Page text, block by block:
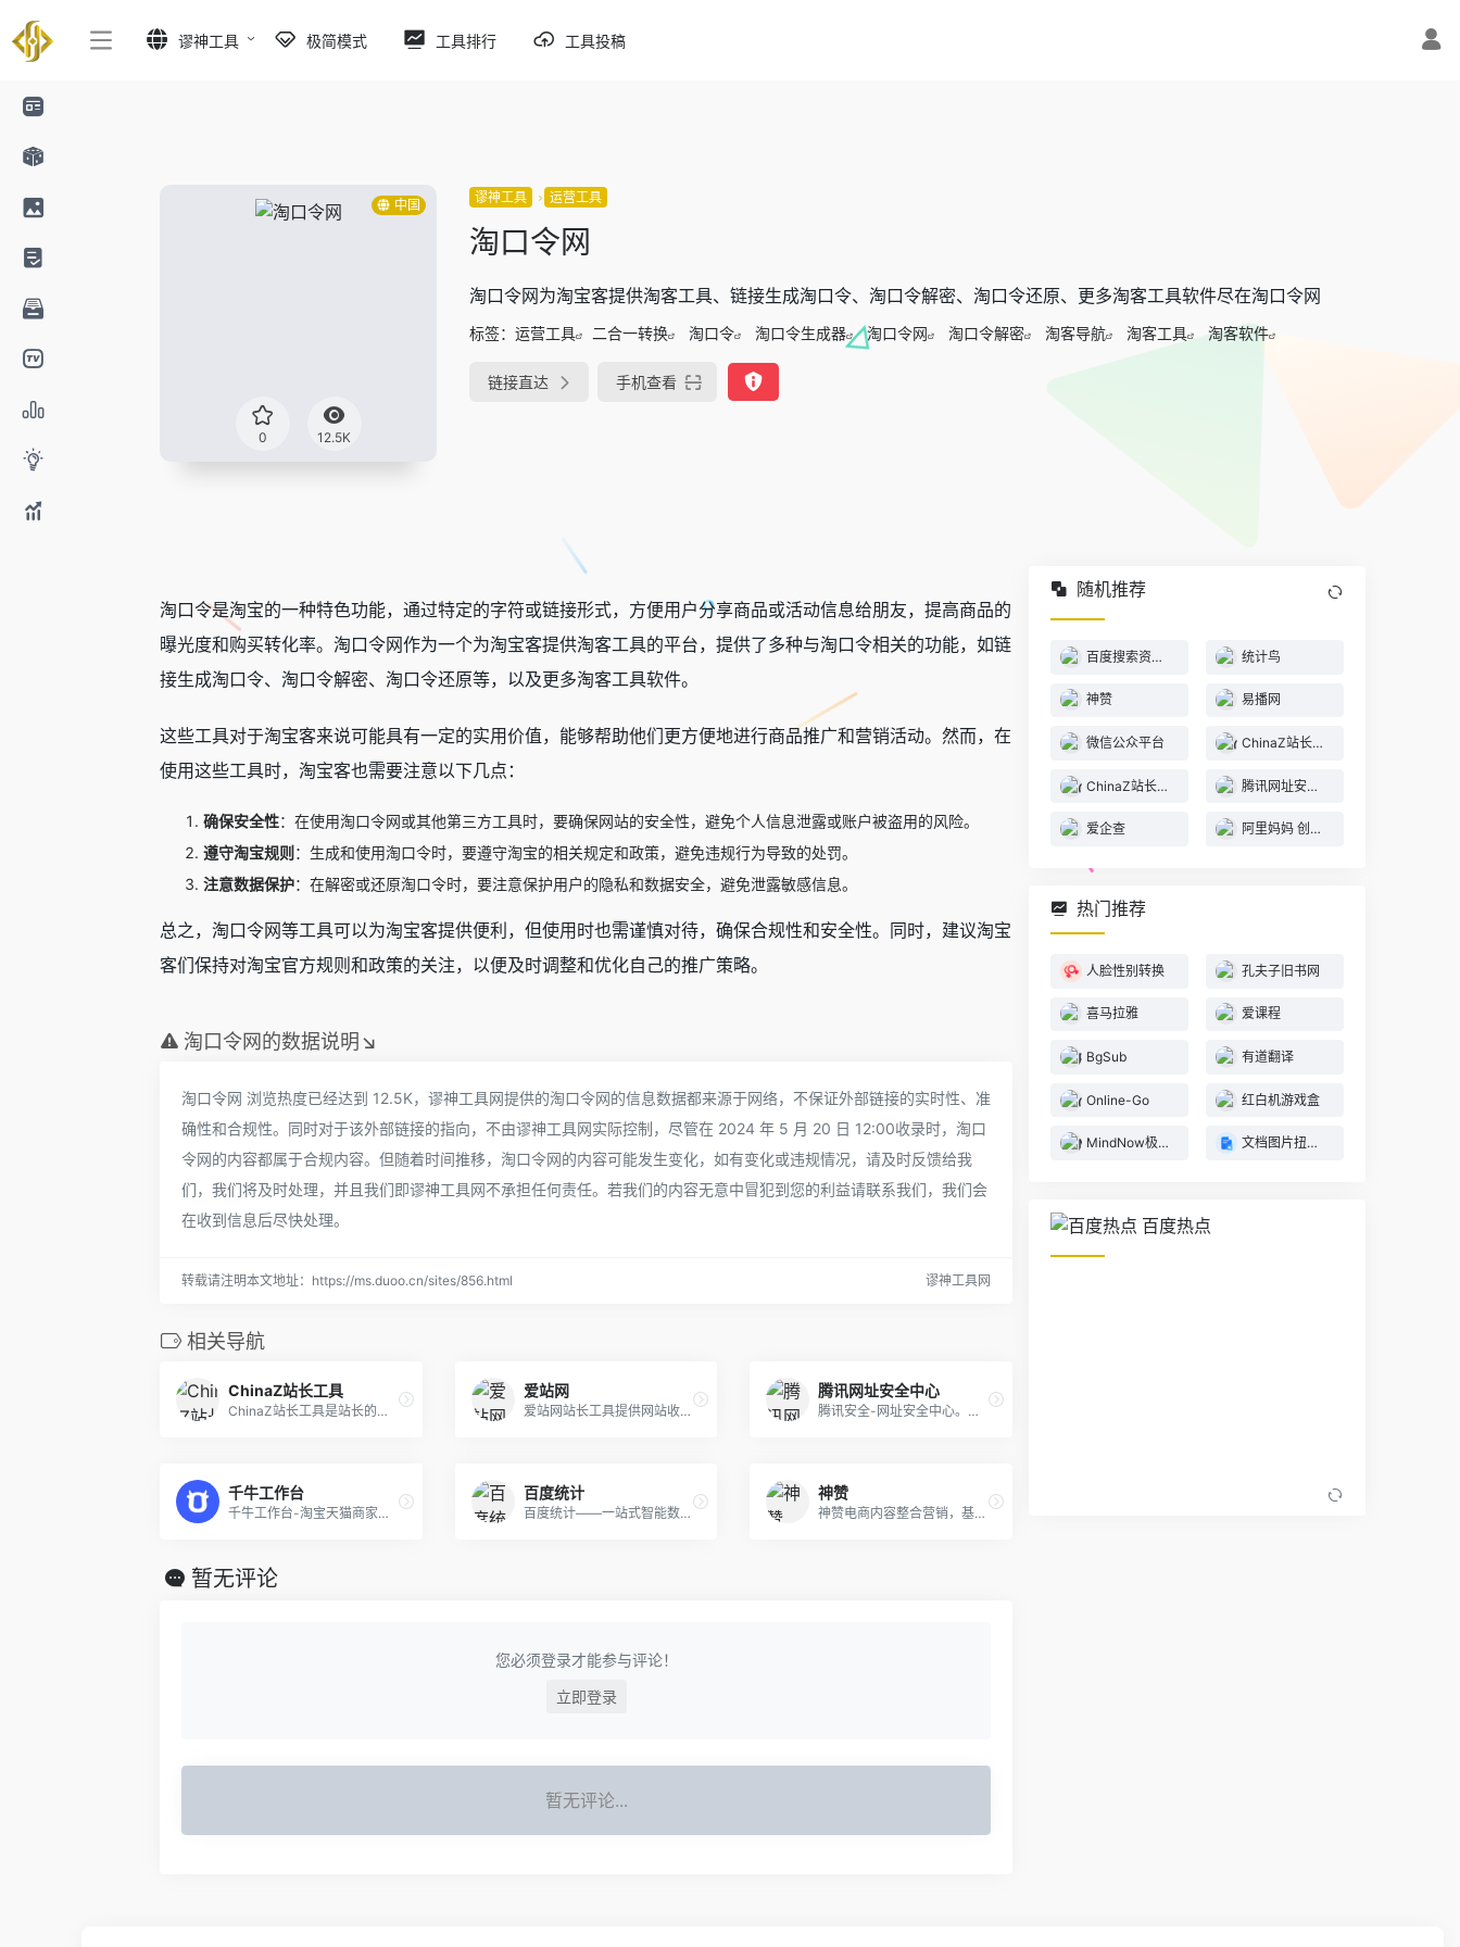
谬神工具 极简模式 工具排行 工具投稿
中国
0 12.5K
谬神工具 运营工具
淘口令网
淘口令网为淘宝客提供淘客工具、链接生成淘口令、淘口令解密、淘口令还原、更多淘客工具软件尽在淘口令网
标签： 运营工具 二合一转换 淘口令 淘口令生成器 淘口令网 淘口令解密 淘客导航 淘客工具 淘客软件
链接直达 手机查看
淘口令是淘宝的一种特色功能，通过特定的字符或链接形式，方便用户分享商品或活动信息给朋友，提高商品的
曝光度和购买转化率。淘口令网作为一个为淘宝客提供淘客工具的平台，提供了多种与淘口令相关的功能，如链
接生成淘口令、淘口令解密、淘口令还原等，以及更多淘客工具软件。
这些工具对于淘宝客来说可能具有一定的实用价值，能够帮助他们更方便地进行商品推广和营销活动。然而，在
使用这些工具时，淘宝客也需要注意以下几点：
确保安全性：在使用淘口令网或其他第三方工具时，要确保网站的安全性，避免个人信息泄露或账户被盗用的风险。
遵守淘宝规则 ：生成和使用淘口令时，要遵守淘宝的相关规定和政策，避免违规行为导致的处罚。
注意数据保护：在解密或还原淘口令时，要注意保护用户的隐私和数据安全，避免泄露敏感信息。
总之，淘口令网等工具可以为淘宝客提供便利，但使用时也需谨慎对待，确保合规性和安全性。同时，建议淘宝
客们保持对淘宝官方规则和政策的关注，以便及时调整和优化自己的推广策略。
淘口令网的数据说明↘
淘口令网 浏览热度已经达到 12.5K，谬神工具网提供的淘口令网的信息数据都来源于网络，不保证外部链接的实时性、准
确性和合规性。同时对于该外部链接的指向，不由谬神工具网实际控制，尽管在 2024 年 5 月 20 日 12:00收录时，淘口
令网的内容都属于合规内容。但随着时间推移，淘口令网的内容可能发生变化，如有变化或违规情况，请及时反馈给我
们，我们将及时处理，并且我们即谬神工具网不承担任何责任。若我们的内容无意中冒犯到您的利益请联系我们，我们会
在收到信息后尽快处理。
转载请注明本文地址：https://ms.duoo.cn/sites/856.html 谬神工具网
相关导航
ChinaZ站长工具
ChinaZ站长工具是站长的必备工具。经常上站长工具可以了解SEO数据变化。还可以检测网站死链接、蜘蛛访问、HTML格式检测、网站速度测试、友情链接检查、网站域名IP查询、PR、权重查询、alexa、whois查询等等。
爱站网
爱站网站长工具提供网站收录查询和站长查询以及百度权重值查询等多个站长工具，免费查询各种工具，包括有关键词排名查询，百度收录查询等。
腾讯网址安全中心
腾讯安全-网址安全中心。腾讯安全是中国互联网安全新生态首倡者和企业数字安全免疫力建设的助力者，由腾讯公司打造，以腾讯安全联合实验室作为实力技术支撑的网络安全领先品牌。腾讯安全以“一起，捍卫美好”为使命，致力于与客户、伙伴携手共进，追求卓越，全力守护数字世界美好未来。
千牛工作台
千牛工作台-淘宝天猫商家后台，一站式解决商家核心经营链路需求,聚焦产品体验与服务,服务千万活跃商家,日均电商资讯浏览百万次,数万家服务商合作伙伴打造服务生态闭环,提供完整电商解决方案
百度统计
百度统计——一站式智能数据分析与应用平台，百度统计是百度推出的一款免费的专业网站流量分析工具，能够告诉用户访客是如何找到并浏览用户的网站，在网站上做了些什么，有了这些信息，可以帮助用户改善访客在用户的网站上的使用体验，不断提升网站的投资回报率。“世界很复杂，百度更懂你”，百度统计提供了几十种图形化报告，全程跟踪访客的行为路径。同时，百度统计集成百度推广数据，帮助用户及时了解百度推广效果并优化推广方案。
神赞
神赞电商内容整合营销，基于微信，小红书，抖音，微博等为品牌提供全域种草推广，电商转化全链路营销服务，包括品牌传播，KOL投放，品牌种草，内容带货，店铺引流，广告投放等，同时也为内容创业者流量变现赋能。
暂无评论
您必须登录才能参与评论！
立即登录
暂无评论...
随机推荐
百度搜索资源平台 统计鸟
神赞 易播网
微信公众平台 ChinaZ站长工具
ChinaZ站长工具导航 腾讯网址安全中心
爱企查 阿里妈妈 创意中心
热门推荐
人脸性别转换 孔夫子旧书网
喜马拉雅 爱课程
BgSub 有道翻译
Online-Go 红白机游戏盒
MindNow极简思维导图 文档图片扭曲修复恢复
百度热点